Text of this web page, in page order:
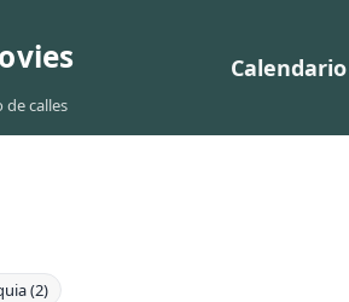
de calles
Calendario
(2)